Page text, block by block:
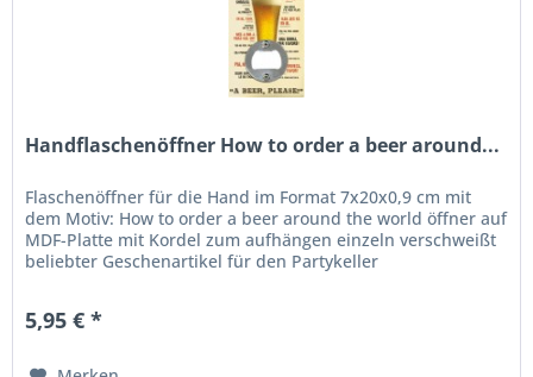
Handflaschenöffner How to order a beer around...
Flaschenöffner für die Hand im Format 7x20x0,9 cm mit
dem Motiv: How to order a beer around the world öffner auf
MDF-Platte mit Kordel zum aufhängen einzeln verschweißt
beliebter Geschenartikel für den Partykeller
5,95 € *